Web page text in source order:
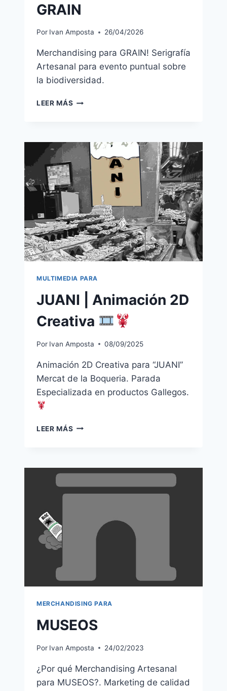
GRAIN
Por Ivan Amposta 26/04/2026
Merchandising para GRAIN! Serigrafía
Artesanal para evento puntual sobre
la biodiversidad.
LEER MÁS GRAIN
MULTIMEDIA PARA
JUANI | Animación 2D
Creativa
Por Ivan Amposta 08/09/2025
Animación 2D Creativa para “JUANI”
Mercat de la Boqueria. Parada
Especializada en productos Gallegos.
LEER MÁS JUANI
CREATIVA
MERCHANDISING PARA
MUSEOS
Por Ivan Amposta 24/02/2023
¿Por qué Merchandising Artesanal
para MUSEOS?. Marketing de calidad